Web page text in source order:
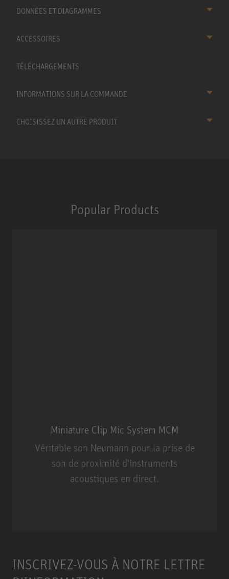
DONNÉES ET DIAGRAMMES
ACCESSOIRES
TÉLÉCHARGEMENTS
INFORMATIONS SUR LA COMMANDE
CHOISISSEZ UN AUTRE PRODUIT
Popular Products
Miniature Clip Mic System MCM
Véritable son Neumann pour la prise de
son de proximité d'instruments
acoustiques en direct.
INSCRIVEZ-VOUS À NOTRE LETTRE